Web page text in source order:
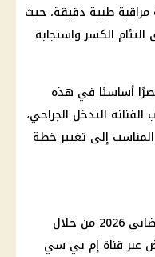
مراقبة طبية دقيقة، حيث
الكسر واستجابة
أساسيًا في هذه
التدخل الجراحي،
إلى تغيير خطة
شاركت فيفي عبده في السباق الرمضاني 2026 من خلال
عبر قناة إم بي سي